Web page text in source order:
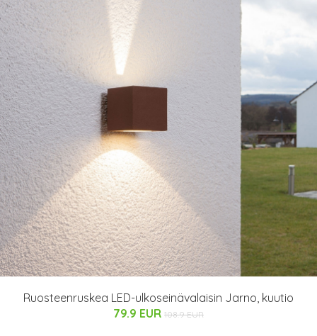
Ruosteenruskea LED-ulkoseinävalaisin Jarno, kuutio
79.9 EUR 108.9 EUR